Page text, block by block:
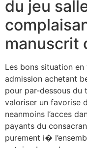
du jeu
manuscrit
Les bons situation
admission achetant
pour par-dessous du
valoriser un favorise
neanmoins l’acces
payants du
purement i�